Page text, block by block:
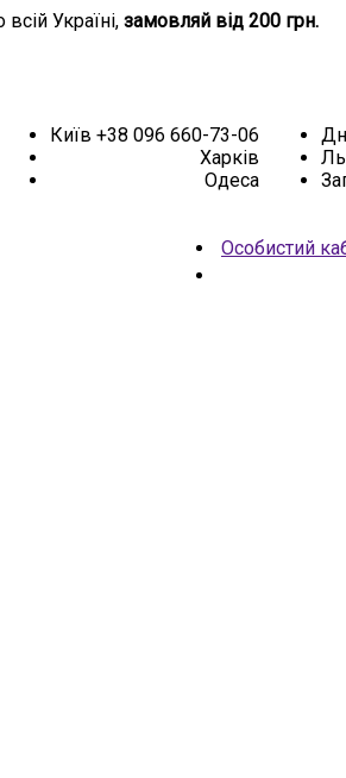
Україні, замовляй від 200 грн.
Київ +38 096 660-73-06
Харків
Одеса
Особистий